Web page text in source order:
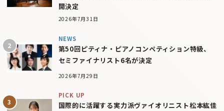
開決定
2026年7月31日
NEWS
第50回ピティナ・ピアノコンペティション特級、
セミファイナリスト6名が決定
2026年7月29日
PICK UP
国際的に活躍する実力派ヴァイオリニスト松本紘佳